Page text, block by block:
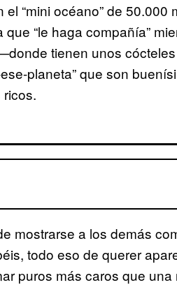
“mini océano” de 50.000
“le haga compañía”
tienen unos cócteles
planeta” que son
mostrarse a los demás
todo eso de querer
puros más caros que una